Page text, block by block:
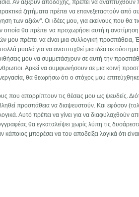
Αν αξίζουν αποδοχής, πρέπει να αναπτυχθούν
ζητήματα πρέπει να επανεξεταστούν από
των αξιών". Οι ιδέες μου, για εκείνους που θα
θα πρέπει να προχωρήσει αυτή η
μου πρέπει να είναι μια συλλογική προσπάθεια,
μυαλά για να αναπτυχθεί μια ιδέα σε σύστημα
μου να συμμετάσχουν σε αυτή την
Αρκεί να συμφωνήσουν σε μια κοινή
θα θεωρήσω ότι ο στόχος μου
που απορρίπτουν τις θέσεις μου ως ψευδείς.
προσπάθεια να διαψευστούν. Και εφόσον
Αυτό πρέπει να γίνει για να διαφυλαχθούν
θα εγκαταλείψει χωρίς λύπη τις
μπορέσει να του αποδείξει λογικά ότι είναι